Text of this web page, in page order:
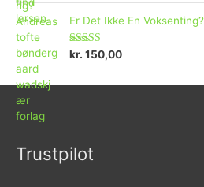
r
d
e
r
e
t
d
Er Det Ikke En Voksenting?
Vurderet
ud af 5
kr. 150,00
Trustpilot